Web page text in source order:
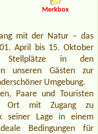
Merkbox
mit der Natur – das
April bis 15. Oktober
Stellplätze in den
unseren Gästen zur
Umgebung.
Paare und Touristen
Ort mit Zugang zu
seiner Lage in einem
Bedingungen für